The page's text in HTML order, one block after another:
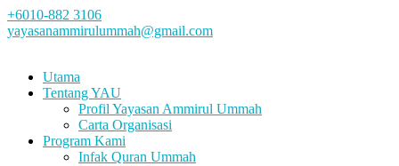
+6010-882 3106
yayasanammirulummah@gmail.com
Utama
Tentang YAU
Profil Yayasan Ammirul Ummah
Carta Organisasi
Program Kami
Infak Quran Ummah